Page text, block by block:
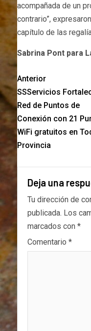
acompañada de un
contrario”,
capítulo de las
Sabrina Pont para
Anterior
SSServicios
Red de Puntos de
Conexión con 21
WiFi gratuitos en
Provincia
Deja una
Tu dirección de
publicada. Los
marcados con *
Comentario *